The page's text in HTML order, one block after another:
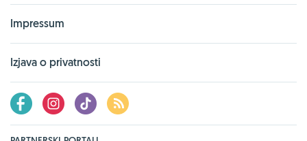
Impressum
Izjava o privatnosti